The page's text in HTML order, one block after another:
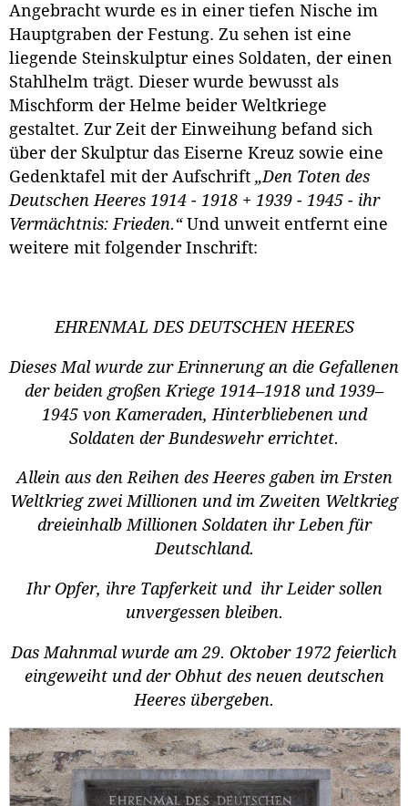
Angebracht wurde es in einer tiefen Nische im
Hauptgraben der Festung. Zu sehen ist eine
liegende Steinskulptur eines Soldaten, der einen
Stahlhelm trägt. Dieser wurde bewusst als
Mischform der Helme beider Weltkriege
gestaltet. Zur Zeit der Einweihung befand sich
über der Skulptur das Eiserne Kreuz sowie eine
Gedenktafel mit der Aufschrift „Den Toten des
Deutschen Heeres 1914 - 1918 + 1939 - 1945 - ihr
Vermächtnis: Frieden.“Und unweit entfernt eine
weitere mit folgender Inschrift:
EHRENMAL DES DEUTSCHEN HEERES
Dieses Mal wurde zur Erinnerung an die Gefallenen
der beiden großen Kriege 1914–1918 und 1939–
1945 von Kameraden, Hinterbliebenen und
Soldaten der Bundeswehr errichtet.
Allein aus den Reihen des Heeres gaben im Ersten
Weltkrieg zwei Millionen und im Zweiten Weltkrieg
dreieinhalb Millionen Soldaten ihr Leben für
Deutschland.
Ihr Opfer, ihre Tapferkeit und ihr Leider sollen
unvergessen bleiben.
Das Mahnmal wurde am 29. Oktober 1972 feierlich
eingeweiht und der Obhut des neuen deutschen
Heeres übergeben.